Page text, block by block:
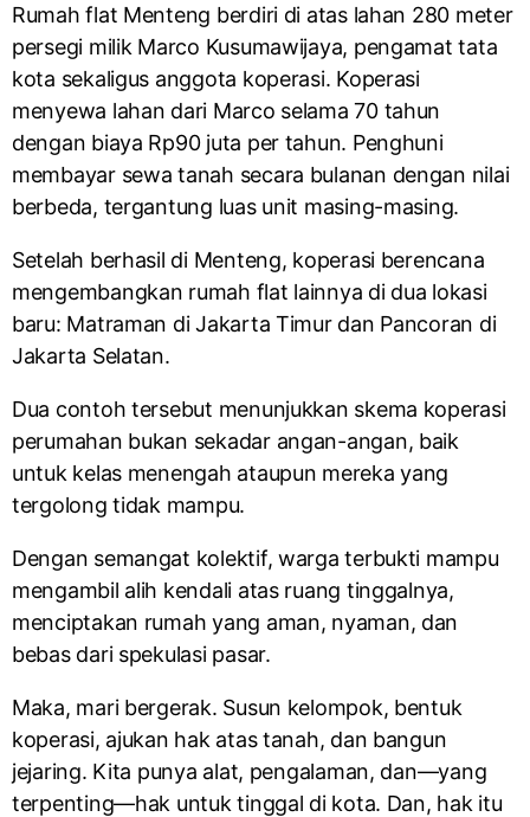
Rumah flat Menteng berdiri di atas lahan 280 meter
persegi milik Marco Kusumawijaya, pengamat tata
kota sekaligus anggota koperasi. Koperasi
menyewa lahan dari Marco selama 70 tahun
dengan biaya Rp90 juta per tahun. Penghuni
membayar sewa tanah secara bulanan dengan nilai
berbeda, tergantung luas unit masing-masing.
Setelah berhasil di Menteng, koperasi berencana
mengembangkan rumah flat lainnya di dua lokasi
baru: Matraman di Jakarta Timur dan Pancoran di
Jakarta Selatan.
Dua contoh tersebut menunjukkan skema koperasi
perumahan bukan sekadar angan-angan, baik
untuk kelas menengah ataupun mereka yang
tergolong tidak mampu.
Dengan semangat kolektif, warga terbukti mampu
mengambil alih kendali atas ruang tinggalnya,
menciptakan rumah yang aman, nyaman, dan
bebas dari spekulasi pasar.
Maka, mari bergerak. Susun kelompok, bentuk
koperasi, ajukan hak atas tanah, dan bangun
jejaring. Kita punya alat, pengalaman, dan—yang
terpenting—hak untuk tinggal di kota. Dan, hak itu